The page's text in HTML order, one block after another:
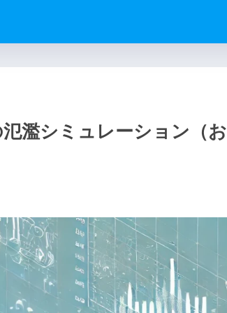
濫シミュレーション（お